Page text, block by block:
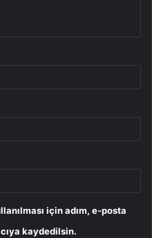
için adım, e-posta
kaydedilsin.